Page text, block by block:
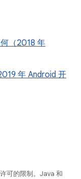
（2018 年
年 Android 开
可的限制。Java 和